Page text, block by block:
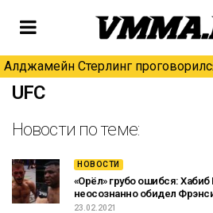
Алджамейн Стерлинг
UFC
Новости по теме:
НОВОСТИ
«Орёл» грубо ошибся:
неосознанно обидел
23.02.2021